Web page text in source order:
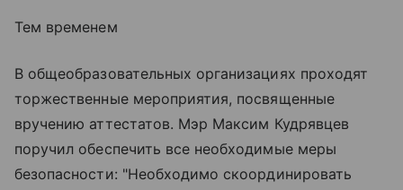
Тем временем
В общеобразовательных организациях проходят
торжественные мероприятия, посвященные
вручению аттестатов. Мэр Максим Кудрявцев
поручил обеспечить все необходимые меры
безопасности: "Необходимо скоординировать